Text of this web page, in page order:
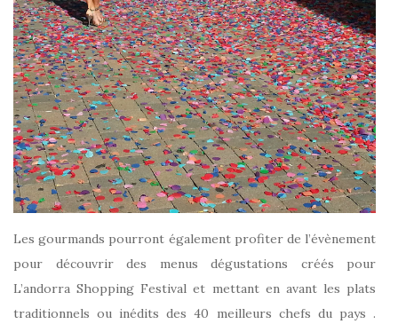
Les gourmands pourront également profiter de l’évènement
pour découvrir des menus dégustations créés pour
L’andorra Shopping Festival et mettant en avant les plats
traditionnels ou inédits des 40 meilleurs chefs du pays .